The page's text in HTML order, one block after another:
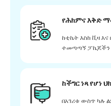
የሕክምና እቅድ
ከቲኬት እስከ ቪዛ
ተመጣጣኝ
ከችግር ነጻ የሆነ
በአገሪቱ ውስጥ ካሉ